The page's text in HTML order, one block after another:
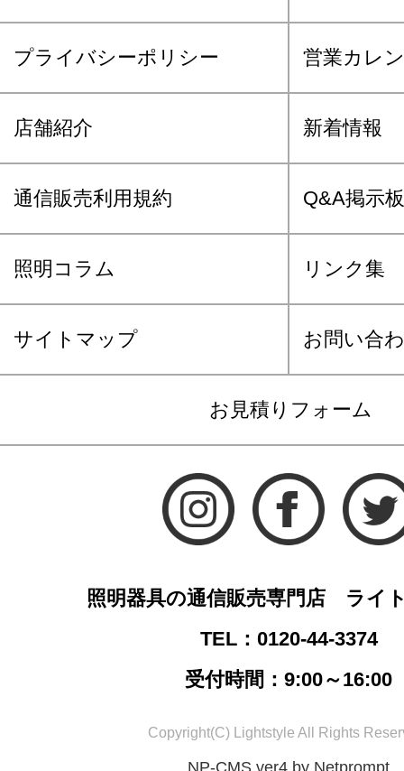
プライバシーポリシー 営業カレ
店舗紹介 新着情報
通信販売利用規約 Q&A掲示板
照明コラム リンク集
サイトマップ お問い合
お見積りフォーム
照明器具の通信販売専門店 ライ
TEL：0120-44-3374
受付時間：9:00～16:00
Copyright(C) Lightstyle All Rights